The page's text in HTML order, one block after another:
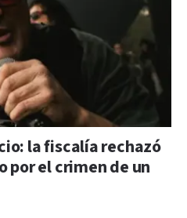
la fiscalía rechazó
por el crimen de un